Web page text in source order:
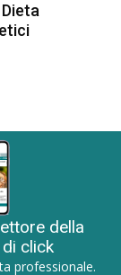
della
click
professionale.